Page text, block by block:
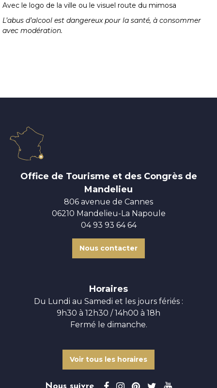
Avec le logo de la ville ou le visuel route du mimosa
L’abus d’alcool est dangereux pour la santé, à consommer
avec modération.
Office de Tourisme et des Congrès de
Mandelieu
806 avenue de Cannes
06210 Mandelieu-La Napoule
04 93 93 64 64
Nous contacter
Horaires
Du Lundi au Samedi et les jours fériés :
9h30 à 12h30 / 14h00 à 18h
Fermé le dimanche.
Voir tous les horaires